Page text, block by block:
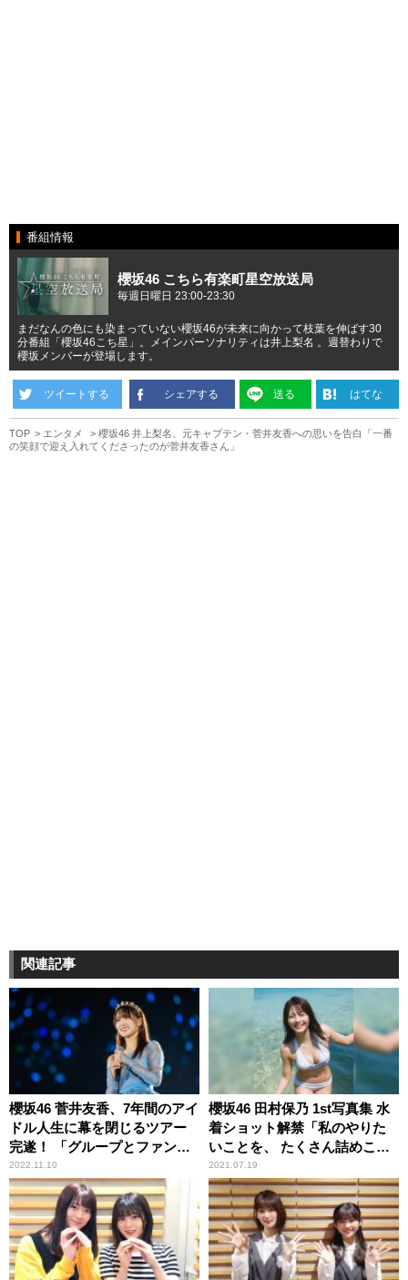
番組情報
櫻坂46 こちら有楽町星空放送局
毎週日曜日 23:00-23:30
まだなんの色にも染まっていない櫻坂46が未来に向かって枝葉を伸ばす30
分番組「櫻坂46こち星」。メインパーソナリティは井上梨名 。週替わりで
櫻坂メンバーが登場します。
ツイートする シェアする 送る はてな
TOP エンタメ
櫻坂46 井上梨名、元キャプテン・菅井友香への思いを告白「一番
の笑顔で迎え入れてくださったのが菅井友香さん」
関連記事
櫻坂46 菅井友香、7年間のアイ
ドル人生に幕を閉じるツアー
完遂！ 「グループとファンの
架け橋に」涙の東京ドーム公
演！
2022.11.10
櫻坂46 田村保乃 1st写真集 水
着ショット解禁「私のやりた
いことを、 たくさん詰めこん
でもらいました」
2021.07.19